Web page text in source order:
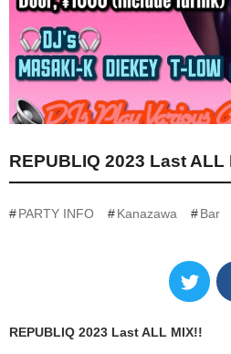
REPUBLIQ 2023 Last ALL
PARTY INFO Kanazawa Bar
REPUBLIQ 2023 Last ALL MIX!!